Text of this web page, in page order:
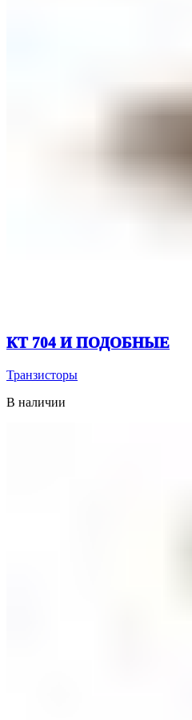
КТ 704 И ПОДОБНЫЕ
Транзисторы
В наличии